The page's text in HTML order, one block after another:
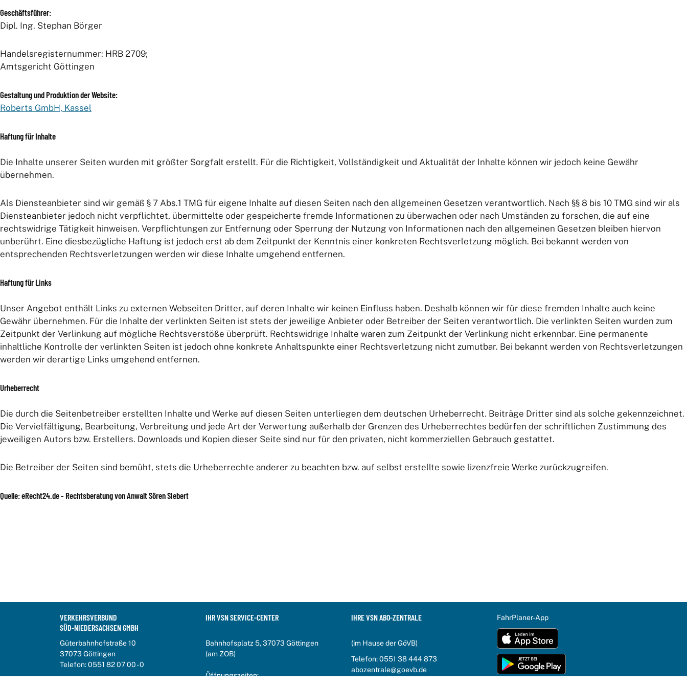
Geschäftsführer:
Dipl. Ing. Stephan Börger
Handelsregisternummer: HRB 2709;
Amtsgericht Göttingen
Gestaltung und Produktion der Website:
Roberts GmbH, Kassel
Haftung für Inhalte
Die Inhalte unserer Seiten wurden mit größter Sorgfalt erstellt. Für die Richtigkeit, Vollständigkeit und Aktualität der Inhalte können wir jedoch keine Gewähr
übernehmen.
Als Diensteanbieter sind wir gemäß § 7 Abs.1 TMG für eigene Inhalte auf diesen Seiten nach den allgemeinen Gesetzen verantwortlich. Nach §§ 8 bis 10 TMG sind wir als
Diensteanbieter jedoch nicht verpflichtet, übermittelte oder gespeicherte fremde Informationen zu überwachen oder nach Umständen zu forschen, die auf eine
rechtswidrige Tätigkeit hinweisen. Verpflichtungen zur Entfernung oder Sperrung der Nutzung von Informationen nach den allgemeinen Gesetzen bleiben hiervon
unberührt. Eine diesbezügliche Haftung ist jedoch erst ab dem Zeitpunkt der Kenntnis einer konkreten Rechtsverletzung möglich. Bei bekannt werden von
entsprechenden Rechtsverletzungen werden wir diese Inhalte umgehend entfernen.
Haftung für Links
Unser Angebot enthält Links zu externen Webseiten Dritter, auf deren Inhalte wir keinen Einfluss haben. Deshalb können wir für diese fremden Inhalte auch keine
Gewähr übernehmen. Für die Inhalte der verlinkten Seiten ist stets der jeweilige Anbieter oder Betreiber der Seiten verantwortlich. Die verlinkten Seiten wurden zum
Zeitpunkt der Verlinkung auf mögliche Rechtsverstöße überprüft. Rechtswidrige Inhalte waren zum Zeitpunkt der Verlinkung nicht erkennbar. Eine permanente
inhaltliche Kontrolle der verlinkten Seiten ist jedoch ohne konkrete Anhaltspunkte einer Rechtsverletzung nicht zumutbar. Bei bekannt werden von Rechtsverletzungen
werden wir derartige Links umgehend entfernen.
Urheberrecht
Die durch die Seitenbetreiber erstellten Inhalte und Werke auf diesen Seiten unterliegen dem deutschen Urheberrecht. Beiträge Dritter sind als solche gekennzeichnet.
Die Vervielfältigung, Bearbeitung, Verbreitung und jede Art der Verwertung außerhalb der Grenzen des Urheberrechtes bedürfen der schriftlichen Zustimmung des
jeweiligen Autors bzw. Erstellers. Downloads und Kopien dieser Seite sind nur für den privaten, nicht kommerziellen Gebrauch gestattet.
Die Betreiber der Seiten sind bemüht, stets die Urheberrechte anderer zu beachten bzw. auf selbst erstellte sowie lizenzfreie Werke zurückzugreifen.
Quelle: eRecht24.de - Rechtsberatung von Anwalt Sören Siebert
VERKEHRSVERBUND
SÜD-NIEDERSACHSEN GMBH
Güterbahnhofstraße 10
37073 Göttingen
Telefon:0551 82 07 00 - 0
IHR VSN SERVICE-CENTER
Bahnhofsplatz 5, 37073 Göttingen
(am ZOB)
Öffnungszeiten:
IHRE VSN ABO-ZENTRALE
(im Hause der GöVB)
Telefon:0551 38 444 873
abozentrale@goevb.de
FahrPlaner-App